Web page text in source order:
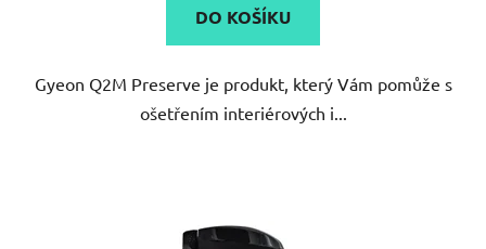
z
hvězdiček.
DO KOŠÍKU
Gyeon Q2M Preserve je produkt, který Vám pomůže s
ošetřením interiérových i...